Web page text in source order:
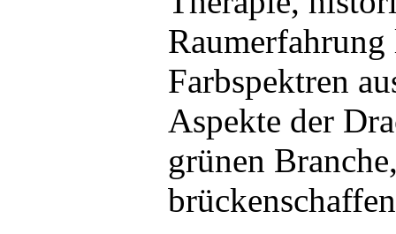
Farbspektren
Aspekte der
grünen